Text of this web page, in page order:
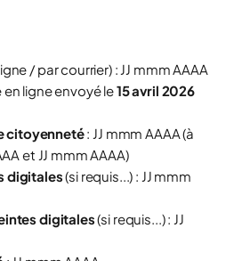
/par courrier) : JJ mmm AAAA
ligne envoyé le15 avril 2026
citoyenneté: JJ mmm AAAA (à
et JJ mmm AAAA)
digitales(si requis...) : JJ mmm
digitales(si requis...) : JJ